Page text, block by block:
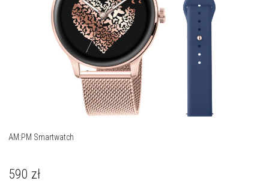
AM:PM Smartwatch
590 zł